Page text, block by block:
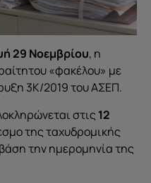
29 Νοεμβρίου, η
«φακέλου» με
3Κ/2019 του ΑΣΕΠ.
στις 12
της ταχυδρομικής
την ημερομηνία της